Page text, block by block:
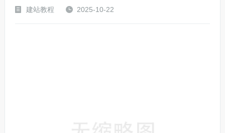
建站教程 2025-10-22